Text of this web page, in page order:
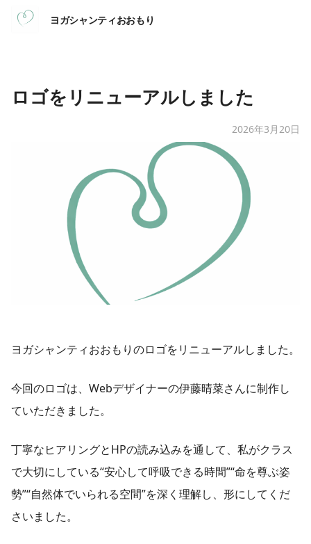
ヨガシャンティおおもり
ロゴをリニューアルしました
2026年3月20日
ヨガシャンティおおもりのロゴをリニューアルしました。
今回のロゴは、Webデザイナーの伊藤晴菜さんに制作し
ていただきました。
丁寧なヒアリングとHPの読み込みを通して、私がクラス
で大切にしている“安心して呼吸できる時間”“命を尊ぶ姿
勢”“自然体でいられる空間”を深く理解し、形にしてくだ
さいました。